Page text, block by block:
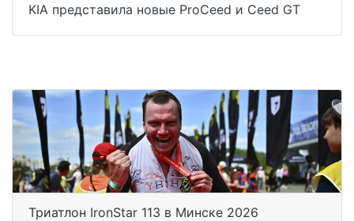
KIA представила новые ProCeed и Ceed GT
Триатлон IronStar 113 в Минске 2026